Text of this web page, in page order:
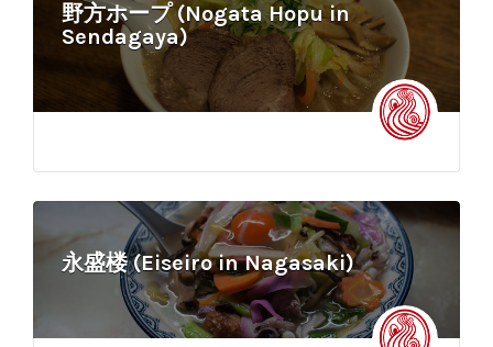
野方ホープ (Nogata Hopu in
Sendagaya)
永盛楼 (Eiseiro in Nagasaki)